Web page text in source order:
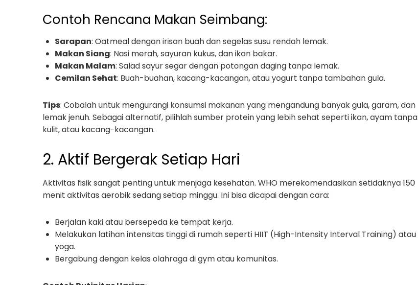
Contoh Rencana Makan Seimbang:
Sarapan: Oatmeal dengan irisan buah dan segelas susu rendah lemak.
Makan Siang: Nasi merah, sayuran kukus, dan ikan bakar.
Makan Malam: Salad sayur segar dengan potongan daging tanpa lemak.
Cemilan Sehat: Buah-buahan, kacang-kacangan, atau yogurt tanpa tambahan gula.
Tips: Cobalah untuk mengurangi konsumsi makanan yang mengandung banyak gula, garam, dan
lemak jenuh. Sebagai alternatif, pilihlah sumber protein yang lebih sehat seperti ikan, ayam tanpa
kulit, atau kacang-kacangan.
2. Aktif Bergerak Setiap Hari
Aktivitas fisik sangat penting untuk menjaga kesehatan. WHO merekomendasikan setidaknya 150
menit aktivitas aerobik sedang setiap minggu. Ini bisa dicapai dengan cara:
Berjalan kaki atau bersepeda ke tempat kerja.
Melakukan latihan intensitas tinggi di rumah seperti HIIT (High-Intensity Interval Training) atau
yoga.
Bergabung dengan kelas olahraga di gym atau komunitas.